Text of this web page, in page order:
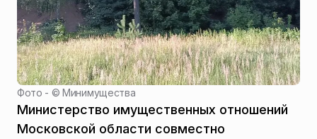
Фото - ©Минимущества
Министерство имущественных отношений
Московской области совместно